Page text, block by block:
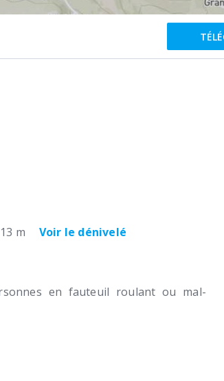
m Voir le dénivelé
en fauteuil roulant ou mal-